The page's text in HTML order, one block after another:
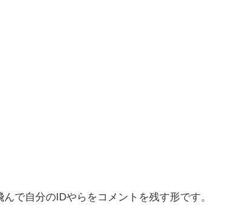
で自分のIDやらをコメントを残す形です。